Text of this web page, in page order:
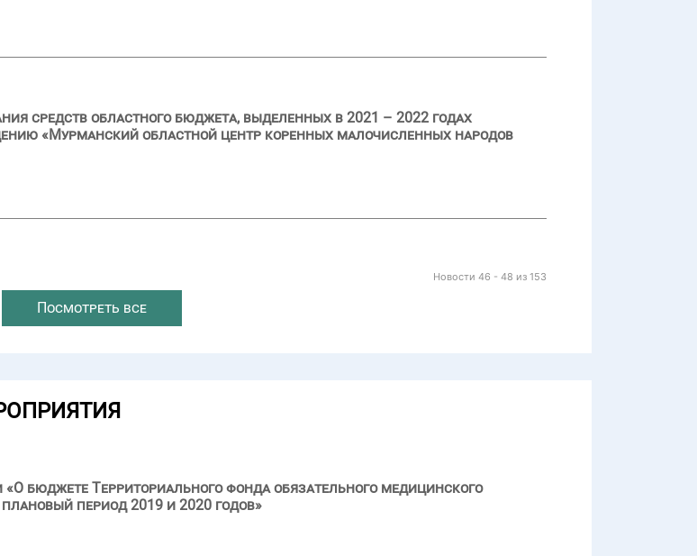
средств областного бюджета, выделенных в 2021 – 2022 годах
«Мурманский областной центр коренных малочисленных народов
Новости 46 - 48 из 153
Посмотреть все
бюджете Территориального фонда обязательного медицинского
период 2019 и 2020 годов»